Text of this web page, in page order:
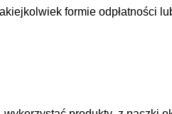
formie odpłatności